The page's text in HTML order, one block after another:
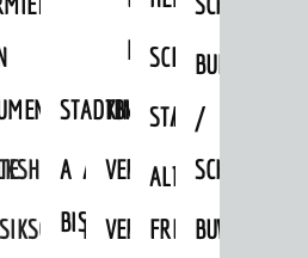
MUSEUM
STADTBIBLIOTHEK
A
BIS
AUSLEIHE
MEDIENANGEBOTE
KINO
VERANSTALTER
SCHLOSSPARK
STADTGARTEN
ALTER
FRIEDHOF
ROSENANLAGE
BURGEN
/
SCHLOSS
BURGRUINE